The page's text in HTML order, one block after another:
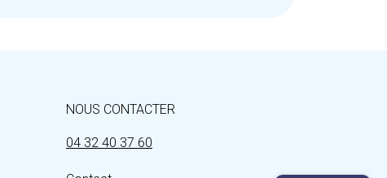
NOUS CONTACTER
04 32 40 37 60